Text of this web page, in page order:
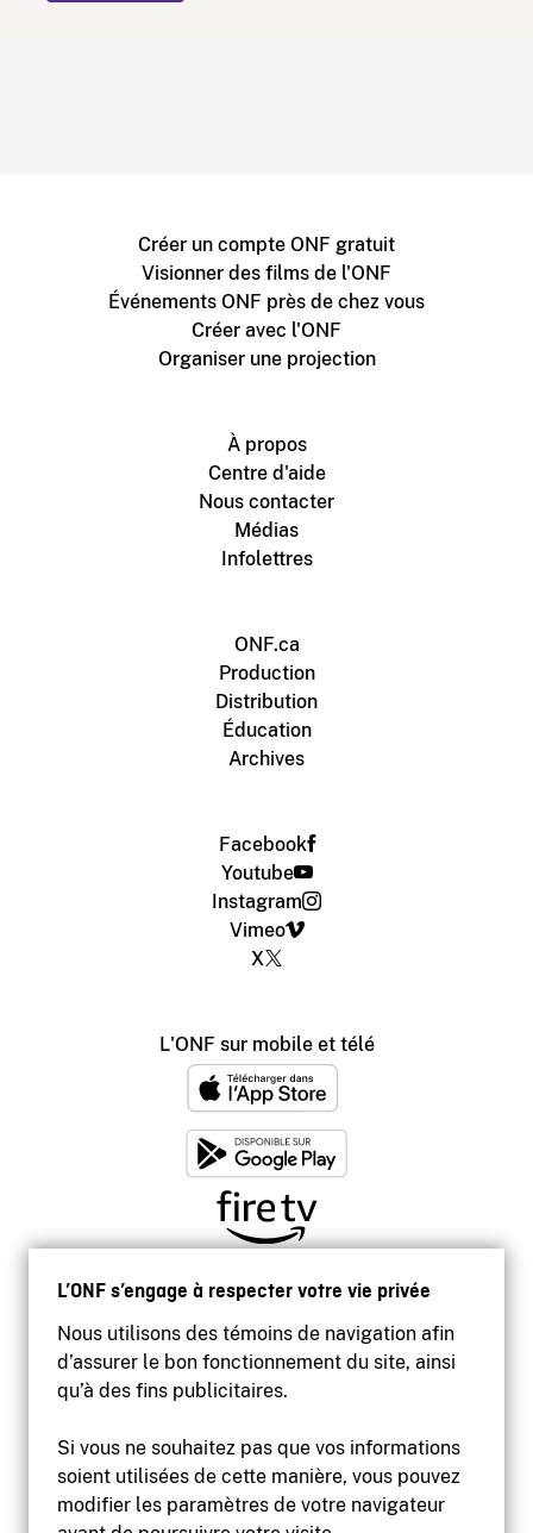
L’ONF s’engage à respecter votre vie privée
Nous utilisons des témoins de navigation afin
d’assurer le bon fonctionnement du site, ainsi
qu’à des fins publicitaires.
Si vous ne souhaitez pas que vos informations
soient utilisées de cette manière, vous pouvez
modifier les paramètres de votre navigateur
Créer un compte ONF gratuit
Visionner des films de l'ONF
Événements ONF près de chez vous
Créer avec l'ONF
Organiser une projection
À propos
Centre d'aide
Nous contacter
Médias
Infolettres
ONF.ca
Production
Distribution
Éducation
Archives
Facebook
Youtube
Instagram
Vimeo
X
L'ONF sur mobile et télé
Accessibilité